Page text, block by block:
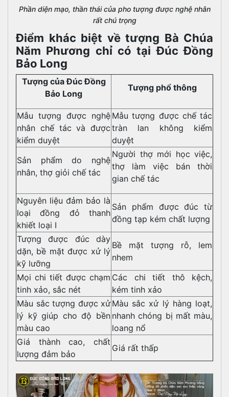
Phần diện mạo, thần thái của pho tượng được nghệ nhân
rất chú trọng
Điểm khác biệt về tượng Bà Chúa
Năm Phương chỉ có tại Đúc Đồng
Bảo Long
Tượng của Đúc Đồng
Bảo Long
Tượng phổ thông
Mẫu tượng được nghệ
nhân chế tác và được
kiểm duyệt
Mẫu tượng được chế tác
tràn lan không kiểm
duyệt
Sản phẩm do nghệ
nhân, thợ giỏi chế tác
Người thợ mới học việc,
thợ làm việc bán thời
gian chế tác
Nguyên liệu đảm bảo là
loại đồng đỏ thanh
khiết loại I
Sản phẩm được đúc từ
đồng tạp kém chất lượng
Tượng được đúc dày
dặn, bề mặt được xử lý
kỹ lưỡng
Bề mặt tượng rỗ, lem
nhem
Mọi chi tiết được chạm
tinh xảo, sắc nét
Các chi tiết thô kệch,
kém tinh xảo
Màu sắc tượng được xử
lý kỹ giúp cho độ bền
màu cao
Màu sắc xử lý hàng loạt,
nhanh chóng bị mất màu,
loang nổ
Giá thành cao, chất
lượng đảm bảo
Giá rất thấp